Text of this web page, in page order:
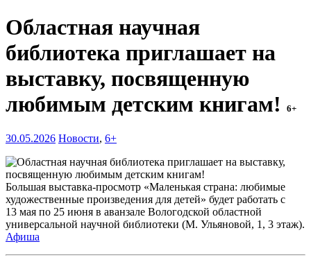
Областная научная
библиотека приглашает на
выставку, посвященную
любимым детским книгам!
6+
30.05.2026 Новости, 6+
Большая выставка-просмотр «Маленькая страна: любимые
художественные произведения для детей» будет работать с
13 мая по 25 июня в аванзале Вологодской областной
универсальной научной библиотеки (М. Ульяновой, 1, 3 этаж).
Афиша